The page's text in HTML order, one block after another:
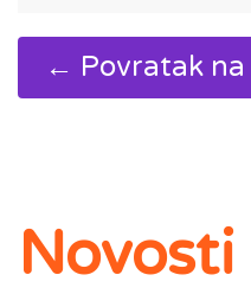
← Povratak na
Novosti